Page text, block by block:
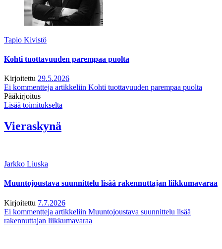
Tapio Kivistö
Kohti tuottavuuden parempaa puolta
Kirjoitettu 29.5.2026
Ei kommentteja artikkeliin Kohti tuottavuuden parempaa puolta
Pääkirjoitus
Lisää toimitukselta
Vieraskynä
Jarkko Liuska
Muuntojoustava suunnittelu lisää rakennuttajan liikkumavaraa
Kirjoitettu 7.7.2026
Ei kommentteja artikkeliin Muuntojoustava suunnittelu lisää
rakennuttajan liikkumavaraa